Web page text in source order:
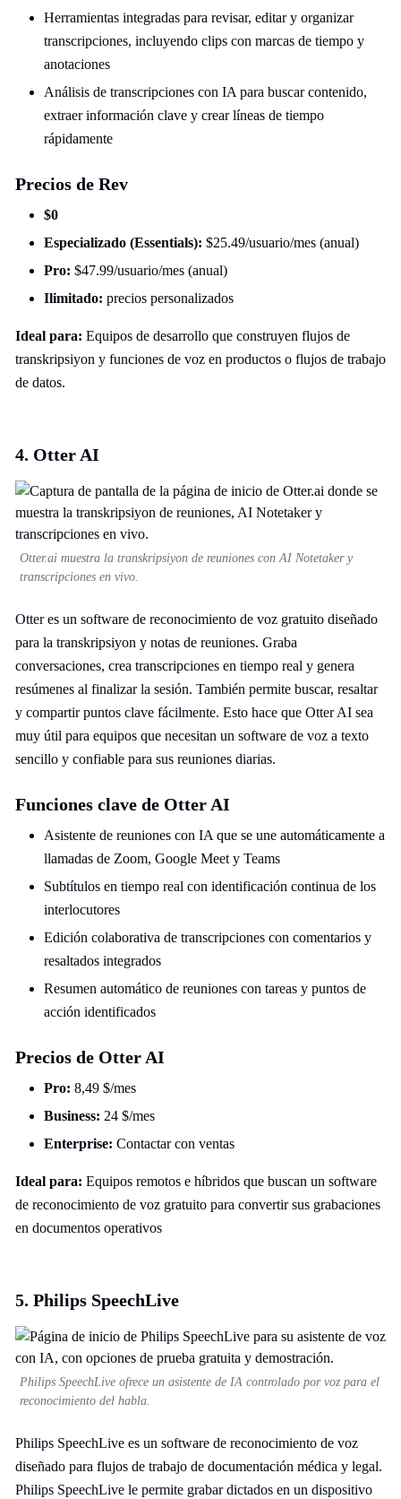
Herramientas integradas para revisar, editar y organizar
transcripciones, incluyendo clips con marcas de tiempo y
anotaciones
Análisis de transcripciones con IA para buscar contenido,
extraer información clave y crear líneas de tiempo
rápidamente
Precios de Rev
$0
Especializado (Essentials): $25.49/usuario/mes (anual)
Pro: $47.99/usuario/mes (anual)
Ilimitado: precios personalizados
Ideal para: Equipos de desarrollo que construyen flujos de
transkripsiyon y funciones de voz en productos o flujos de trabajo
de datos.
4. Otter AI
Otter.ai muestra la transkripsiyon de reuniones con AI Notetaker y
transcripciones en vivo.
Otter es un software de reconocimiento de voz gratuito diseñado
para la transkripsiyon y notas de reuniones. Graba
conversaciones, crea transcripciones en tiempo real y genera
resúmenes al finalizar la sesión. También permite buscar, resaltar
y compartir puntos clave fácilmente. Esto hace que Otter AI sea
muy útil para equipos que necesitan un software de voz a texto
sencillo y confiable para sus reuniones diarias.
Funciones clave de Otter AI
Asistente de reuniones con IA que se une automáticamente a
llamadas de Zoom, Google Meet y Teams
Subtítulos en tiempo real con identificación continua de los
interlocutores
Edición colaborativa de transcripciones con comentarios y
resaltados integrados
Resumen automático de reuniones con tareas y puntos de
acción identificados
Precios de Otter AI
Pro: 8,49 $/mes
Business: 24 $/mes
Enterprise: Contactar con ventas
Ideal para: Equipos remotos e híbridos que buscan un software
de reconocimiento de voz gratuito para convertir sus grabaciones
en documentos operativos
5. Philips SpeechLive
Philips SpeechLive ofrece un asistente de IA controlado por voz para el
reconocimiento del habla.
Philips SpeechLive es un software de reconocimiento de voz
diseñado para flujos de trabajo de documentación médica y legal.
Philips SpeechLive le permite grabar dictados en un dispositivo